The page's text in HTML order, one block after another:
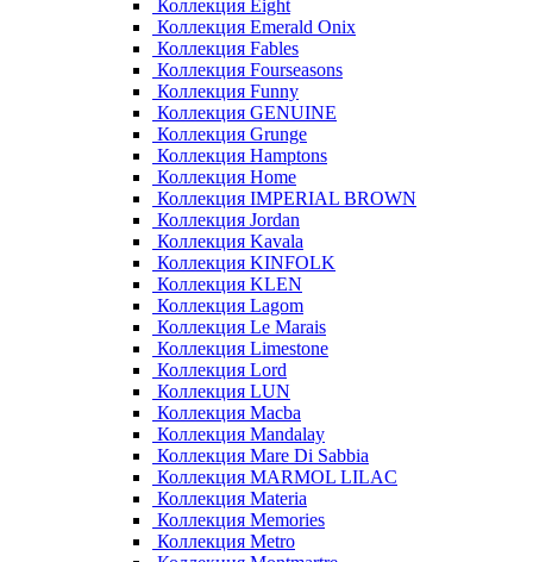
Коллекция Eight
Коллекция Emerald Onix
Коллекция Fables
Коллекция Fourseasons
Коллекция Funny
Коллекция GENUINE
Коллекция Grunge
Коллекция Hamptons
Коллекция Home
Коллекция IMPERIAL BROWN
Коллекция Jordan
Коллекция Kavala
Коллекция KINFOLK
Коллекция KLEN
Коллекция Lagom
Коллекция Le Marais
Коллекция Limestone
Коллекция Lord
Коллекция LUN
Коллекция Macba
Коллекция Mandalay
Коллекция Mare Di Sabbia
Коллекция MARMOL LILAC
Коллекция Materia
Коллекция Memories
Коллекция Metro